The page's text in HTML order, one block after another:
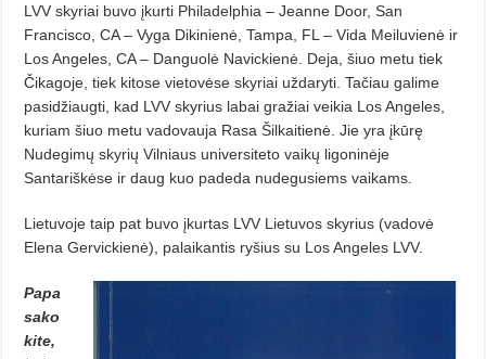
LVV skyriai buvo įkurti Philadelphia – Jeanne Door, San
Francisco, CA – Vyga Dikinienė, Tampa, FL – Vida Meiluvienė ir
Los Angeles, CA – Danguolė Navickienė. Deja, šiuo metu tiek
Čikagoje, tiek kitose vietovėse skyriai uždaryti. Tačiau galime
pasidžiaugti, kad LVV skyrius labai gražiai veikia Los Angeles,
kuriam šiuo metu vadovauja Rasa Šilkaitienė. Jie yra įkūrę
Nudegimų skyrių Vilniaus universiteto vaikų ligoninėje
Santariškėse ir daug kuo padeda nudegusiems vaikams.
Lietuvoje taip pat buvo įkurtas LVV Lietuvos skyrius (vadovė
Elena Gervickienė), palaikantis ryšius su Los Angeles LVV.
Papa
sako
kite,